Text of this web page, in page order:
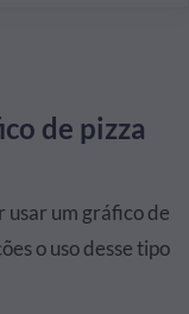
de pizza
usar um gráfico de
o uso desse tipo